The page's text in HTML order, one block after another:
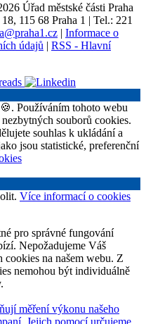
Úřad městské části Praha
115 68 Praha 1 | Tel.: 221
| Informace o
údajů | RSS - Hlavní
Používáním tohoto webu
souborů cookies.
souhlas k ukládání a
jsou statistické, preferenční
Více informací o cookies
pro správné fungování
Nepožadujeme Váš
na našem webu. Z
nemohou být individuálně
měření výkonu našeho
Jejich pomocí určujeme